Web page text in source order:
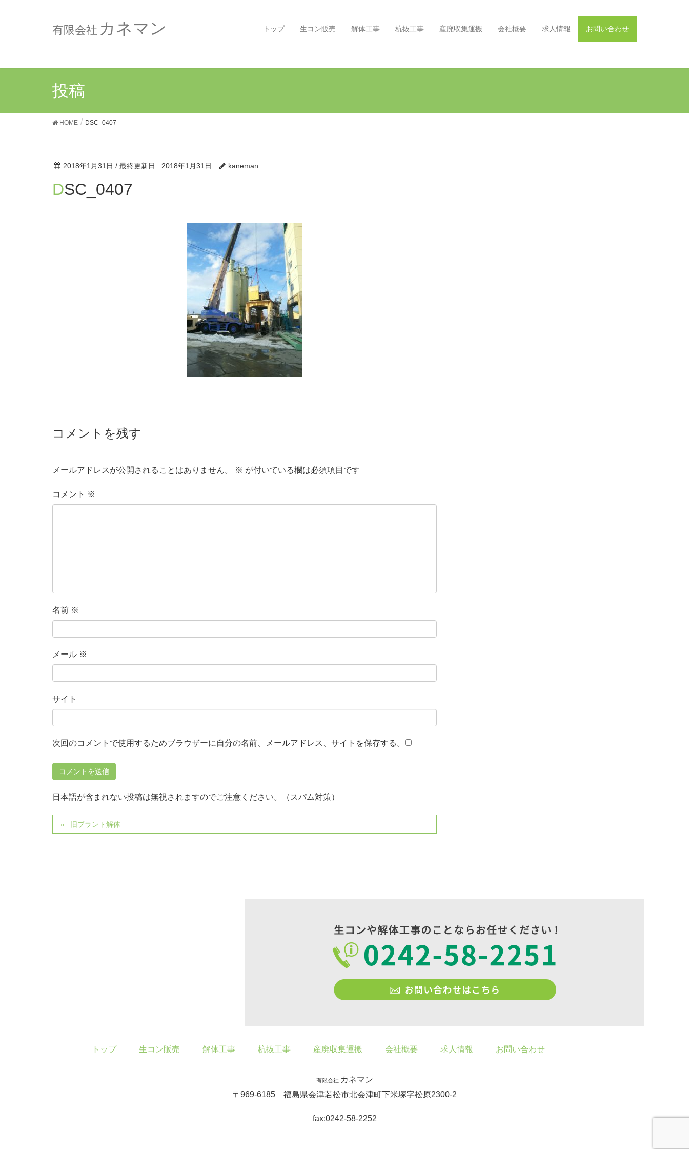
有限会社 カネマン トップ 生コン販売 解体工事 杭抜工事 産廃収集運搬 会社概要 求人情報 お問い合わせ
投稿
HOME DSC_0407
2018年1月31日 / 最終更新日 : 2018年1月31日 kaneman
DSC_0407
コメントを残す
メールアドレスが公開されることはありません。 ※ が付いている欄は必須項目です
コメント ※
名前 ※
メール ※
サイト
次回のコメントで使用するためブラウザーに自分の名前、メールアドレス、サイトを保存する。
日本語が含まれない投稿は無視されますのでご注意ください。（スパム対策）
旧プラント解体
トップ 生コン販売 解体工事 杭抜工事 産廃収集運搬 会社概要 求人情報 お問い合わせ
有限会社 カネマン
〒969-6185 福島県会津若松市北会津町下米塚字松原2300-2
fax:0242-58-2252